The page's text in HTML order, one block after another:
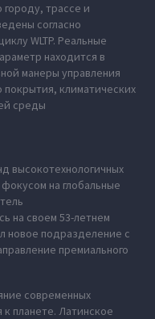
трассе и
согласно
WLTP. Реальные
находится в
манеры управления
климатических
среды
высокотехнологичных
на глобальные
на своем 53-летнем
новое подразделение с
премиального
современных
планете. Латинское